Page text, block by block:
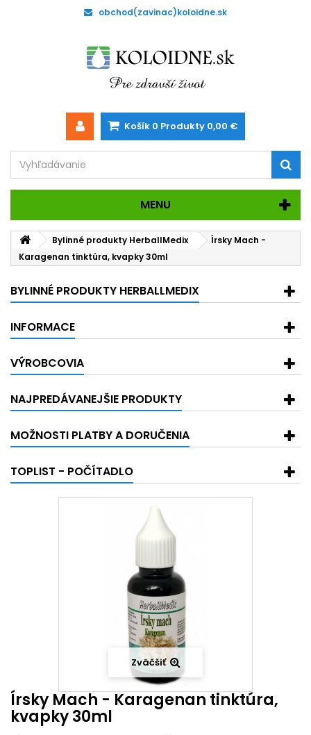
obchod(zavinac)koloidne.sk
Košík 0 Produkty 0,00 €
MENU
Bylinné produkty HerballMedix
Írsky Mach -
Karagenan tinktúra, kvapky 30ml
BYLINNÉ PRODUKTY HERBALLMEDIX
INFORMACE
VÝROBCOVIA
NAJPREDÁVANEJŠIE PRODUKTY
MOŽNOSTI PLATBY A DORUČENIA
TOPLIST - POČÍTADLO
Zväčšiť
Írsky Mach - Karagenan tinktúra,
kvapky 30ml